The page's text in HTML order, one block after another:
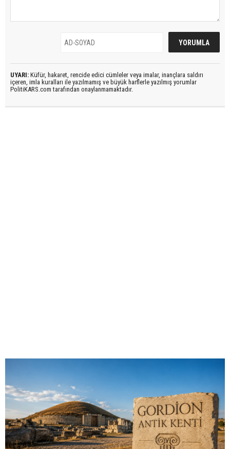
UYARI: Küfür, hakaret, rencide edici cümleler veya imalar, inançlara saldırı
içeren, imla kuralları ile yazılmamış ve büyük harflerle yazılmış yorumlar
PolitiKARS.com tarafından onaylanmamaktadır.